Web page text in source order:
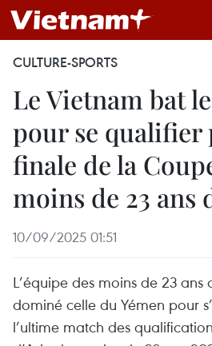
CULTURE-SPORTS
Le Vietnam bat
pour se qualifier
finale de la
moins de 23 ans
10/09/2025 01:51
L’équipe des moins de 23 ans
dominé celle du Yémen pour
l’ultime match des